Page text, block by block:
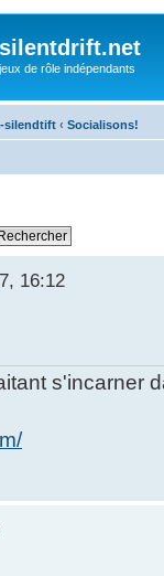
silentdrift.net
jeux de rôle indépendants
silendtift ‹ Socialisons!
16:12
s'incarner